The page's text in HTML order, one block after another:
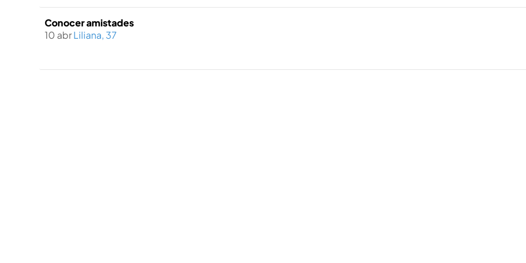
Conocer amistades
10 abrLiliana, 37